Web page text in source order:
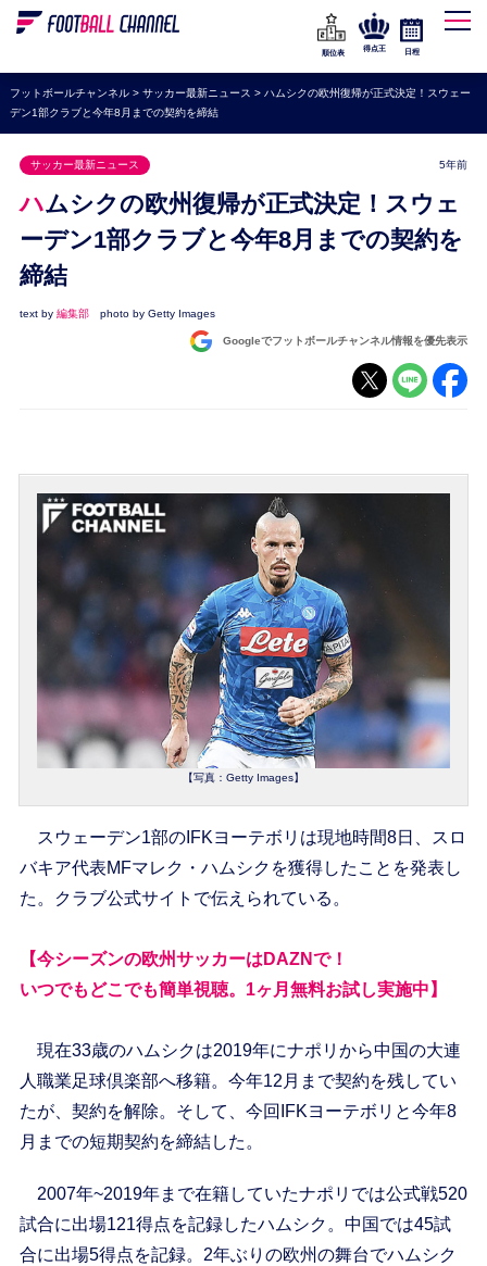
WEリーグ
海外サッカー
プレミアリーグ
ラ・リーガ
セリエA
ブンデスリーガ
ナショナルチーム
順位表
得点王 日程
フットボールチャンネル> サッカー最新ニュース > ハムシクの欧州復帰が正式決定！スウェー
デン1部クラブと今年8月までの契約を締結
サッカー最新ニュース 5年前
ハムシクの欧州復帰が正式決定！スウェ
ーデン1部クラブと今年8月までの契約を
締結
text by 編集部 photo by Getty Images
Googleでフットボールチャンネル情報を優先表示
【写真：Getty Images】
スウェーデン1部のIFKヨーテボリは現地時間8日、スロ
バキア代表MFマレク・ハムシクを獲得したことを発表し
た。クラブ公式サイトで伝えられている。
【今シーズンの欧州サッカーはDAZNで！
いつでもどこでも簡単視聴。1ヶ月無料お試し実施中】
現在33歳のハムシクは2019年にナポリから中国の大連
人職業足球倶楽部へ移籍。今年12月まで契約を残してい
たが、契約を解除。そして、今回IFKヨーテボリと今年8
月までの短期契約を締結した。
2007年~2019年まで在籍していたナポリでは公式戦520
試合に出場121得点を記録したハムシク。中国では45試
合に出場5得点を記録。2年ぶりの欧州の舞台でハムシク